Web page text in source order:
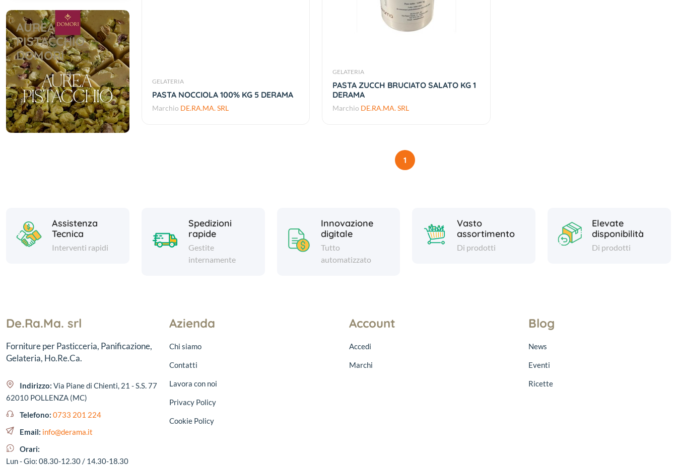
GELATERIA
PASTA NOCCIOLA 100% KG 5 DERAMA
Marchio DE.RA.MA. SRL
GELATERIA
PASTA ZUCCH BRUCIATO SALATO KG 1
DERAMA
Marchio DE.RA.MA. SRL
1
AUREA
PISTACCHIO
DOMORI
Assistenza
Tecnica
Interventi rapidi
Spedizioni
rapide
Gestite
internamente
Innovazione
digitale
Tutto
automatizzato
Vasto
assortimento
Di prodotti
Elevate
disponibilità
Di prodotti
De.Ra.Ma. srl
Forniture per Pasticceria, Panificazione,
Gelateria, Ho.Re.Ca.
Indirizzo: Via Piane di Chienti, 21 - S.S. 77
62010 POLLENZA (MC)
Telefono: 0733 201 224
Email: info@derama.it
Orari:
Lun - Gio: 08.30-12.30 / 14.30-18.30
Azienda
Chi siamo
Contatti
Lavora con noi
Privacy Policy
Cookie Policy
Account
Accedi
Marchi
Blog
News
Eventi
Ricette